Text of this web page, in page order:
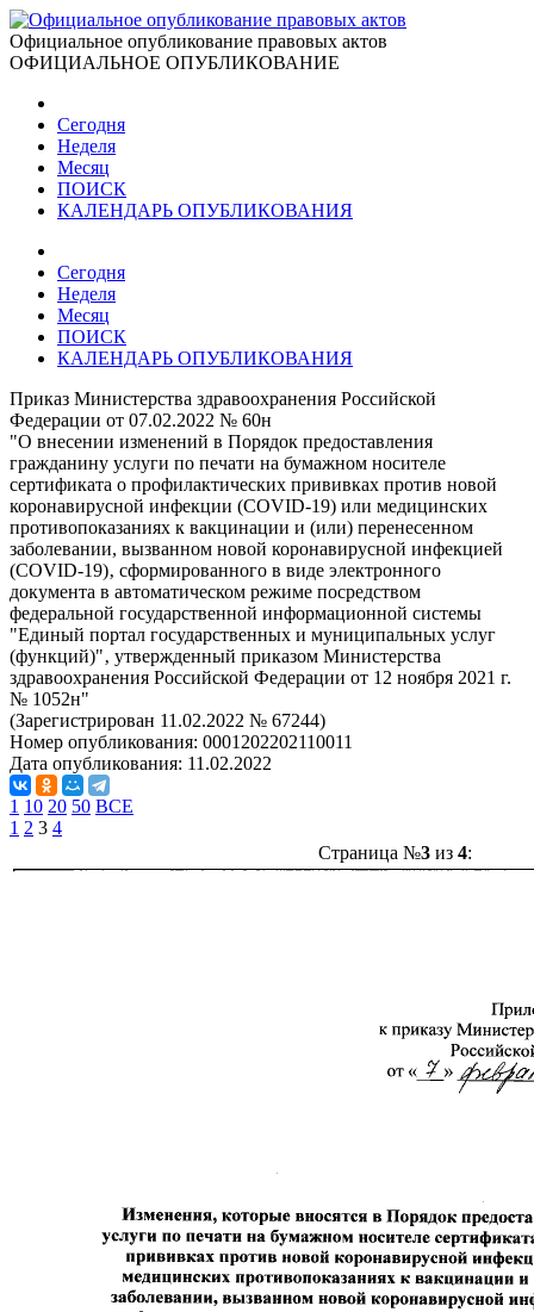
Официальное опубликование правовых актов
ОФИЦИАЛЬНОЕ ОПУБЛИКОВАНИЕ
Сегодня
Неделя
Месяц
ПОИСК
КАЛЕНДАРЬ ОПУБЛИКОВАНИЯ
Сегодня
Неделя
Месяц
ПОИСК
КАЛЕНДАРЬ ОПУБЛИКОВАНИЯ
Приказ Министерства здравоохранения Российской
Федерации от 07.02.2022 № 60н
"О внесении изменений в Порядок предоставления
гражданину услуги по печати на бумажном носителе
сертификата о профилактических прививках против новой
коронавирусной инфекции (COVID-19) или медицинских
противопоказаниях к вакцинации и (или) перенесенном
заболевании, вызванном новой коронавирусной инфекцией
(COVID-19)‚ сформированного в виде электронного
документа в автоматическом режиме посредством
федеральной государственной информационной системы
"Единый портал государственных и муниципальных услуг
(функций)"‚ утвержденный приказом Министерства
здравоохранения Российской Федерации от 12 ноября 2021 г.
№ 1052н"
(Зарегистрирован 11.02.2022 № 67244)
Номер опубликования: 0001202202110011
Дата опубликования: 11.02.2022
1 10 20 50 ВСЕ
1 2 3 4
Страница №3из 4: